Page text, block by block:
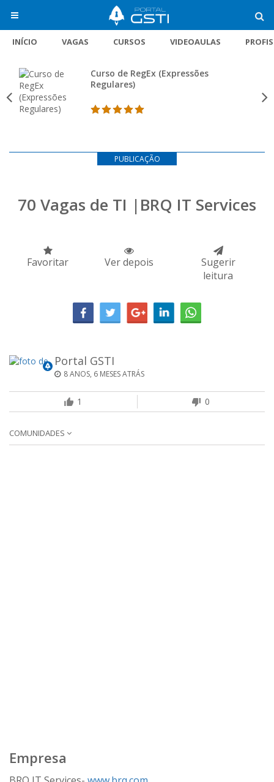
INÍCIO VAGAS CURSOS VIDEOAULAS
Curso de RegEx (Expressões
Regulares)
PUBLICAÇÃO
70 Vagas de TI |BRQ IT Services
Favoritar Ver depois
Sugerir
leitura
Portal GSTI
8 ANOS, 6 MESES ATRÁS
1 0
COMUNIDADES
Empresa